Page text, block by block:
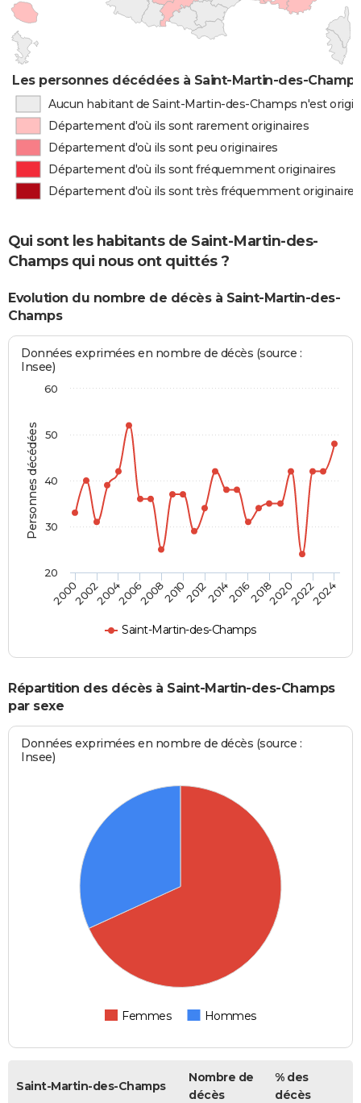
Les personnes décédées à Saint-Martin-des-
Aucun habitant de Saint-Martin-des-Champs n'est
Département d'où ils sont rarement originaires
Département d'où ils sont peu originaires
Département d'où ils sont fréquemment originaires
Département d'où ils sont très fréquemment originaires
Qui sont les habitants de Saint-Martin-des-
Champs qui nous ont quittés ?
Evolution du nombre de décès à Saint-Martin-des-
Champs
Personnes décédées
Données exprimées en nombre de décès (source :
Insee)
Saint-Martin-des-Champs
2000200220042006200820102012201420162018202020222024
20
30
40
50
60
Répartition des décès à Saint-Martin-des-Champs
par sexe
Données exprimées en nombre de décès (source :
Insee)
Femmes Hommes
Saint-Martin-des-Champs
Nombre de
décès
% des
décès